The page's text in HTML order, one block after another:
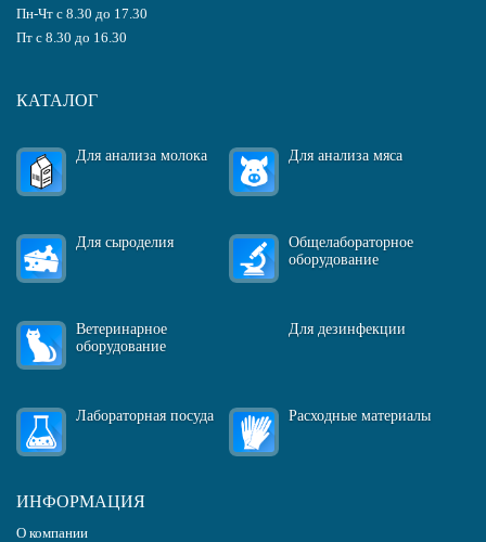
Пн-Чт с 8.30 до 17.30
Пт с 8.30 до 16.30
КАТАЛОГ
Для анализа молока Для анализа мяса
Для сыроделия
Общелабораторное
оборудование
Ветеринарное
оборудование
Для дезинфекции
Лабораторная посуда Расходные материалы
ИНФОРМАЦИЯ
О компании